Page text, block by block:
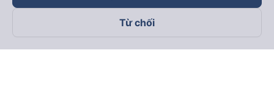
Theo dõi chúng tôi trên
Từ chối